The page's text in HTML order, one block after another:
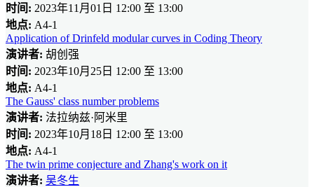
时间: 2023年11月01日 12:00 至 13:00
地点: A4-1
Application of Drinfeld modular curves in Coding Theory
演讲者: 胡创强
时间: 2023年10月25日 12:00 至 13:00
地点: A4-1
The Gauss' class number problems
演讲者: 法拉纳兹·阿米里
时间: 2023年10月18日 12:00 至 13:00
地点: A4-1
The twin prime conjecture and Zhang's work on it
演讲者: 吴冬生